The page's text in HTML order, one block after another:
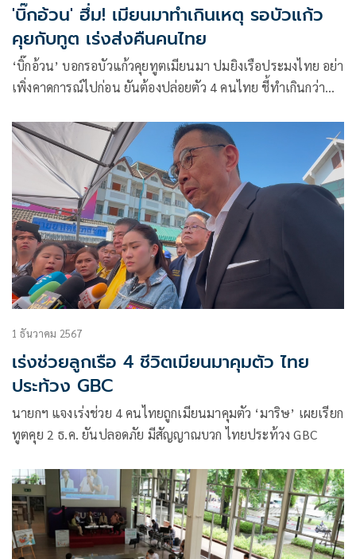
'บิ๊กอ้วน' ฮึ่ม! เมียนมาทำเกินเหตุ รอบัวแก้ว
คุยกับทูต เร่งส่งคืนคนไทย
‘บิ๊กอ้วน’ บอกรอบัวแก้วคุยทูตเมียนมา ปมยิงเรือประมงไทย อย่า
เพิ่งคาดการณ์ไปก่อน ยันต้องปล่อยตัว 4 คนไทย ชี้ทำเกินกว่า
1 ธันวาคม 2567
เร่งช่วยลูกเรือ 4 ชีวิตเมียนมาคุมตัว ไทย
ประท้วง GBC
นายกฯ แจงเร่งช่วย 4 คนไทยถูกเมียนมาคุมตัว ‘มาริษ’ เผยเรียก
ทูตคุย 2 ธ.ค. ยันปลอดภัย มีสัญญาณบวก ไทยประท้วง GBC